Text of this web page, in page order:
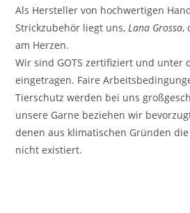
Als Hersteller von hochwertigen
Strickzubehör liegt uns,Lana Grossa,
am Herzen.
Wir sind GOTS zertifiziert und unter
eingetragen. Faire
Tierschutz werden bei uns
unsere Garne beziehen wir
denen aus klimatischen Gründen
nicht existiert.